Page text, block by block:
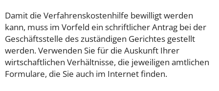
Damit die Verfahrenskostenhilfe bewilligt werden
kann, muss im Vorfeld ein schriftlicher Antrag bei der
Geschäftsstelle des zuständigen Gerichtes gestellt
werden. Verwenden Sie für die Auskunft Ihrer
wirtschaftlichen Verhältnisse, die jeweiligen amtlichen
Formulare, die Sie auch im Internet finden.